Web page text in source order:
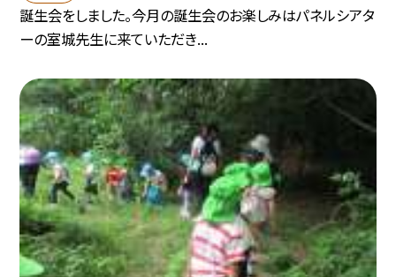
誕生会をしました。今月の誕生会のお楽しみはパネルシアタ
ーの室城先生に来ていただき...